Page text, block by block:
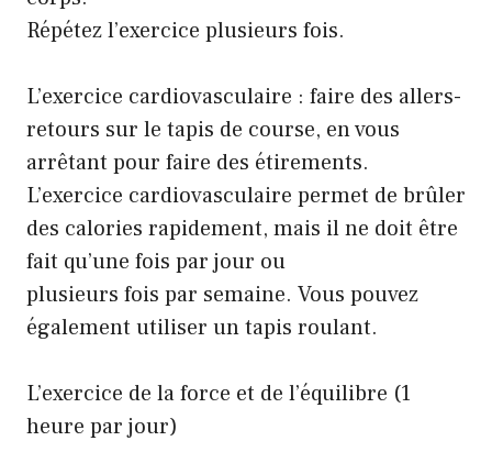
Répétez l’exercice plusieurs fois.
L’exercice cardiovasculaire : faire des allers-
retours sur le tapis de course, en vous
arrêtant pour faire des étirements.
L’exercice cardiovasculaire permet de brûler
des calories rapidement, mais il ne doit être
fait qu’une fois par jour ou
plusieurs fois par semaine. Vous pouvez
également utiliser un tapis roulant.
L’exercice de la force et de l’équilibre (1
heure par jour)